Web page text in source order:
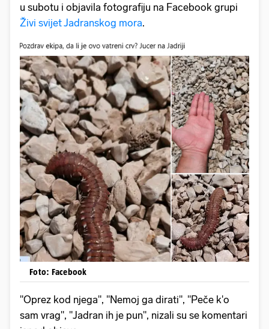
u subotu i objavila fotografiju na Facebook grupi
Živi svijet Jadranskog mora.
Foto: Facebook
"Oprez kod njega", "Nemoj ga dirati", "Peče k'o
sam vrag", "Jadran ih je pun", nizali su se komentari